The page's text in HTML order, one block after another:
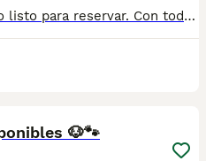
Disponible precioso Maltipoo listo para reservar. Con toda la documentación al día, vacunado,desparasitado y con la cartilla adecuada a su edad. Estamos en Sevilla, también disponemos de transporte. Criados en ambiente familiar súper cariñosos y sociables. Pregunten sin compromiso
🐶🐾